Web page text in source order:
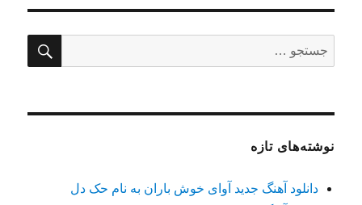
برای:
نوشته‌های تازه
دانلود آهنگ جدید آوای خوش باران به نام حک دل